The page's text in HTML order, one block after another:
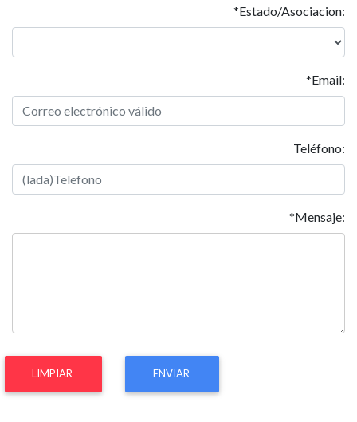
*Estado/Asociacion:
*Email:
Teléfono:
*Mensaje:
LIMPIAR ENVIAR